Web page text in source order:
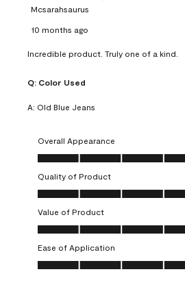
Mcsarahsaurus
10 months ago
Incredible product. Truly one of a kind.
Q: Color Used
A: Old Blue Jeans
Overall Appearance
Overall Appearance, 5.0 out of 5
Quality of Product
Quality of Product, 5.0 out of 5
Value of Product
Value of Product, 5.0 out of 5
Ease of Application
Ease of Application, 5.0 out of 5